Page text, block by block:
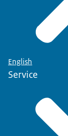
English
Service